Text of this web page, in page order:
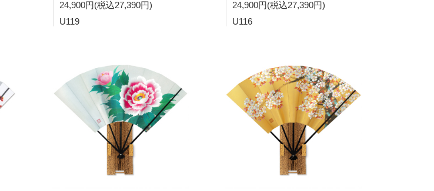
24,900円(税込27,390円)
U119
24,900円(税込27,390円)
U116